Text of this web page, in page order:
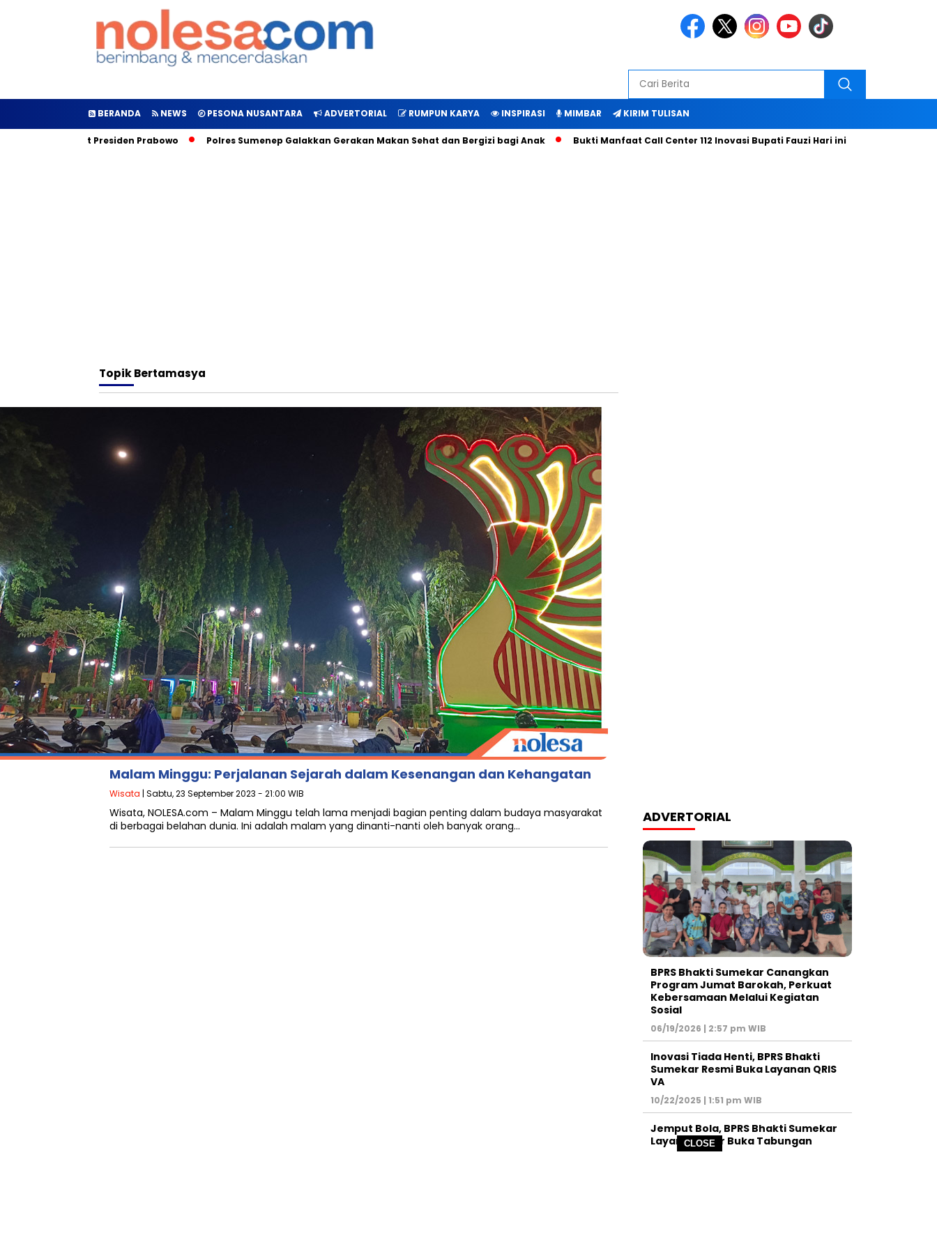
CLOSE
BERANDA NEWS PESONA NUSANTARA ADVERTORIAL RUMPUN KARYA INSPIRASI MIMBAR KIRIM TULISAN
Inilah Target Presiden Prabowo Polres Sumenep Galakkan Gerakan Makan Sehat dan Bergizi bagi Anak Bukti Manfaat Call Center 112 Inovasi Bupati Fauzi Hari ini
TopikBertamasya
Malam Minggu: Perjalanan Sejarah dalam Kesenangan dan Kehangatan
Wisata | Sabtu, 23 September 2023 - 21:00 WIB
Wisata, NOLESA.com – Malam Minggu telah lama menjadi bagian penting dalam budaya masyarakat
di berbagai belahan dunia. Ini adalah malam yang dinanti-nanti oleh banyak orang…
ADVERTORIAL
BPRS Bhakti Sumekar Canangkan
Program Jumat Barokah, Perkuat
Kebersamaan Melalui Kegiatan
Sosial
06/19/2026 | 2:57 pm WIB
Inovasi Tiada Henti, BPRS Bhakti
Sumekar Resmi Buka Layanan QRIS
VA
10/22/2025 | 1:51 pm WIB
Jemput Bola, BPRS Bhakti Sumekar
Layani Pelajar Buka Tabungan